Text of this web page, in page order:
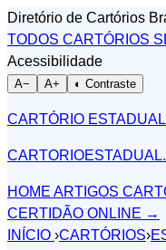
Diretório de Cartórios
TODOS CARTÓRIOS
Acessibilidade
A− A+ ◐ Contraste
CARTÓRIO ESTADUAL
HOME ARTIGOS
CERTIDÃO ONLINE →
INÍCIO ›CARTÓRIOS›